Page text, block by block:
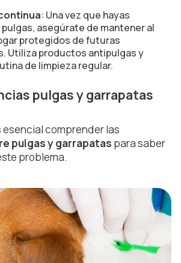
: Una vez que hayas
asegúrate de mantener al
protegidos de futuras
Utiliza productos antipulgas y
de limpieza regular.
pulgas y garrapatas
esencial comprender las
pulgas y garrapatas para saber
problema.